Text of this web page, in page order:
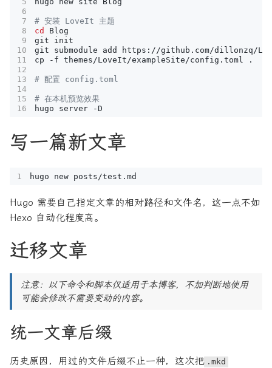
# 安装 LoveIt 主题
cd
# 配置 config.toml
# 在本机预览效果
写一篇新文章
Hugo 需要自己指定文章的相对路径和文件名，这一点不如
Hexo 自动化程度高。
迁移文章
注意：以下命令和脚本仅适用于本博客，不加判断地使用
可能会修改不需要变动的内容。
统一文章后缀
历史原因，用过的文件后缀不止一种，这次把 .mkd